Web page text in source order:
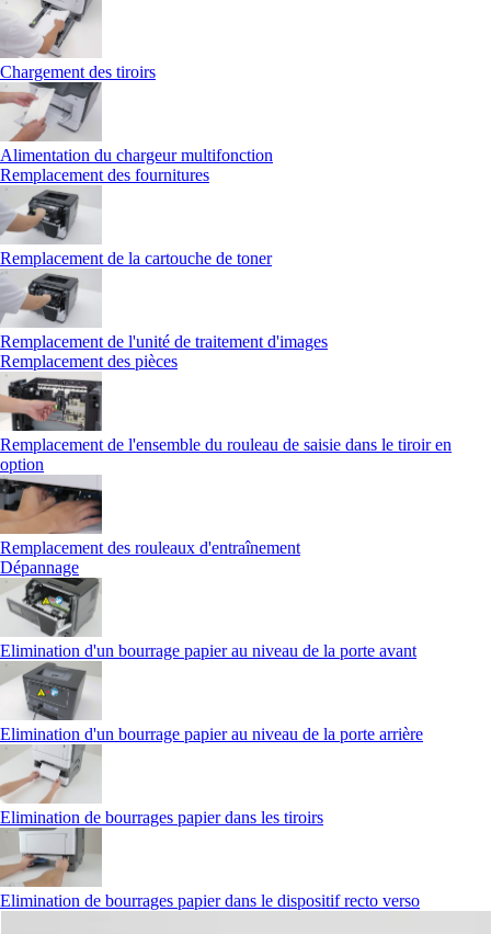
Chargement des tiroirs
Alimentation du chargeur multifonction
Remplacement des fournitures
Remplacement de la cartouche de toner
Remplacement de l'unité de traitement d'images
Remplacement des pièces
Remplacement de l'ensemble du rouleau de saisie dans le tiroir en
option
Remplacement des rouleaux d'entraînement
Dépannage
Elimination d'un bourrage papier au niveau de la porte avant
Elimination d'un bourrage papier au niveau de la porte arrière
Elimination de bourrages papier dans les tiroirs
Elimination de bourrages papier dans le dispositif recto verso